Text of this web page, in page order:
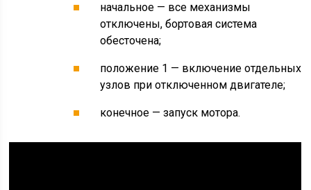
начальное — все механизмы
отключены, бортовая система
обесточена;
положение 1 — включение отдельных
узлов при отключенном двигателе;
конечное — запуск мотора.